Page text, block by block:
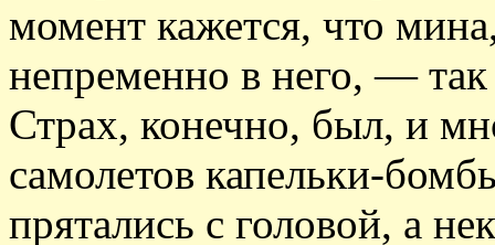
момент кажется, что
непременно в него, —
Страх, конечно, был, и
самолетов капельки-
прятались с головой, а